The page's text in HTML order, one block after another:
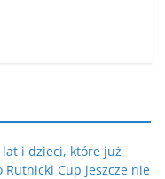
i dzieci, które już
Cup jeszcze nie